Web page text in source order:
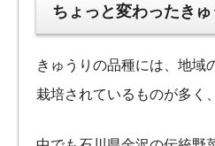
ちょっと変わったき
きゅうりの品種には、地域
栽培されているものが多く、